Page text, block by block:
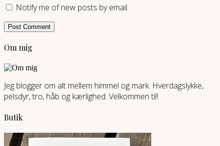
Notify me of new posts by email.
Om mig
Jeg blogger om alt mellem himmel og mark. Hverdagslykke,
pelsdyr, tro, håb og kærlighed. Velkommen til!
Butik